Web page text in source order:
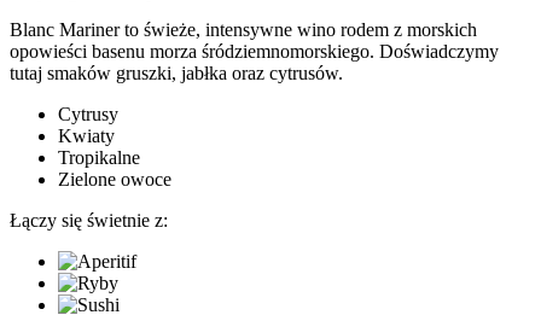
Blanc Mariner to świeże, intensywne wino rodem z morskich
opowieści basenu morza śródziemnomorskiego. Doświadczymy
tutaj smaków gruszki, jabłka oraz cytrusów.
Cytrusy
Kwiaty
Tropikalne
Zielone owoce
Łączy się świetnie z: